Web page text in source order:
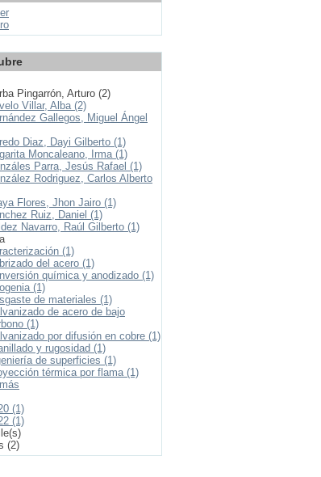
Pingarrón, Arturo (2)
Villar, Alba (2)
Gallegos, Miguel Ángel
Diaz, Dayi Gilberto (1)
Moncaleano, Irma (1)
Parra, Jesús Rafael (1)
Rodriguez, Carlos Alberto
Flores, Jhon Jairo (1)
Ruiz, Daniel (1)
Navarro, Raúl Gilberto (1)
(1)
del acero (1)
química y anodizado (1)
(1)
de materiales (1)
de acero de bajo
(1)
por difusión en cobre (1)
y rugosidad (1)
de superficies (1)
térmica por flama (1)
(1)
(1)
(2)